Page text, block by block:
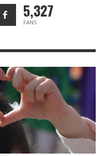
5,327
FANS